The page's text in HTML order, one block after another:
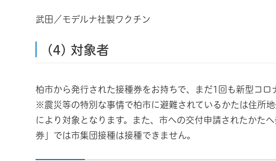
武田／モデルナ社製ワクチン
(4) 対象者
柏市から発行された接種券をお持ちで、まだ1回も新型コロ
※震災等の特別な事情で柏市に避難されているかたは住所
により対象となります。また、市への交付申請されたかた
券」では市集団接種は接種できません。